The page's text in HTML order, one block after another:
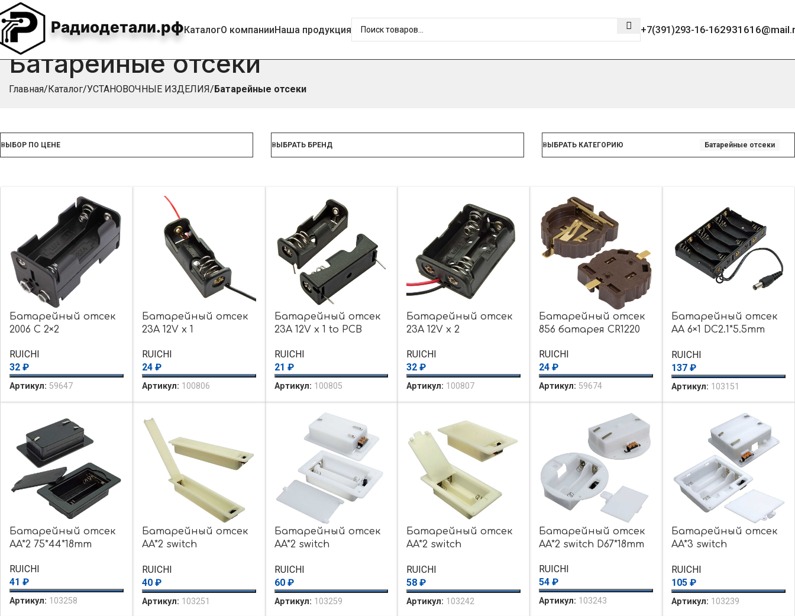
Радиодетали.рфКаталогО компанииНаша продукция +7(391)293-16-16
Батарейные отсеки
Главная Каталог УСТАНОВОЧНЫЕ ИЗДЕЛИЯ Батарейные отсеки
ВЫБОР ПО ЦЕНЕ ВЫБРАТЬ БРЕНД ВЫБРАТЬ КАТЕГОРИЮ Батарейные отсеки
Батарейный отсек
2006 C 2×2
RUICHI
32 ₽
Артикул: 59647
Батарейный отсек
23A 12V x 1
RUICHI
24 ₽
Артикул: 100806
Батарейный отсек
23A 12V x 1 to PCB
RUICHI
21 ₽
Артикул: 100805
Батарейный отсек
23A 12V x 2
RUICHI
32₽
Артикул: 100807
Батарейный отсек
856 батарея CR1220
RUICHI
24₽
Артикул: 59674
Батарейный отсек
AA 6×1 DC2.1*5.5mm
RUICHI
137₽
Артикул: 103151
Батарейный отсек
AA*2 75*44*18mm
RUICHI
41 ₽
Артикул: 103258
Батарейный отсек
AA*2 switch
RUICHI
40 ₽
Артикул: 103251
Батарейный отсек
AA*2 switch
RUICHI
60 ₽
Артикул: 103259
Батарейный отсек
AA*2 switch
RUICHI
58₽
Артикул: 103242
Батарейный отсек
AA*2 switch D67*18mm
RUICHI
54₽
Артикул: 103243
Батарейный отсек
AA*3 switch
RUICHI
105₽
Артикул: 103239